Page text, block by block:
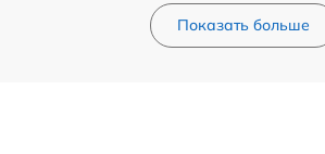
Показать больше